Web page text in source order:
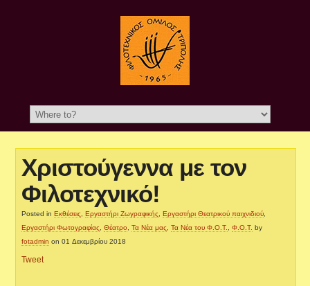
Χριστούγεννα με τον
Φιλοτεχνικό!
Posted inΕκθέσεις ,Εργαστήρι Ζωγραφικής ,Εργαστήρι Θεατρικού παιχνιδιού
Εργαστήρι Φωτογραφίας ,Θέατρο ,Τα Νέα μας ,Τα Νέα του Φ.Ο.Τ. ,Φ.Ο.Τ. by
fotadmin on 01 Δεκεμβρίου 2018
Tweet